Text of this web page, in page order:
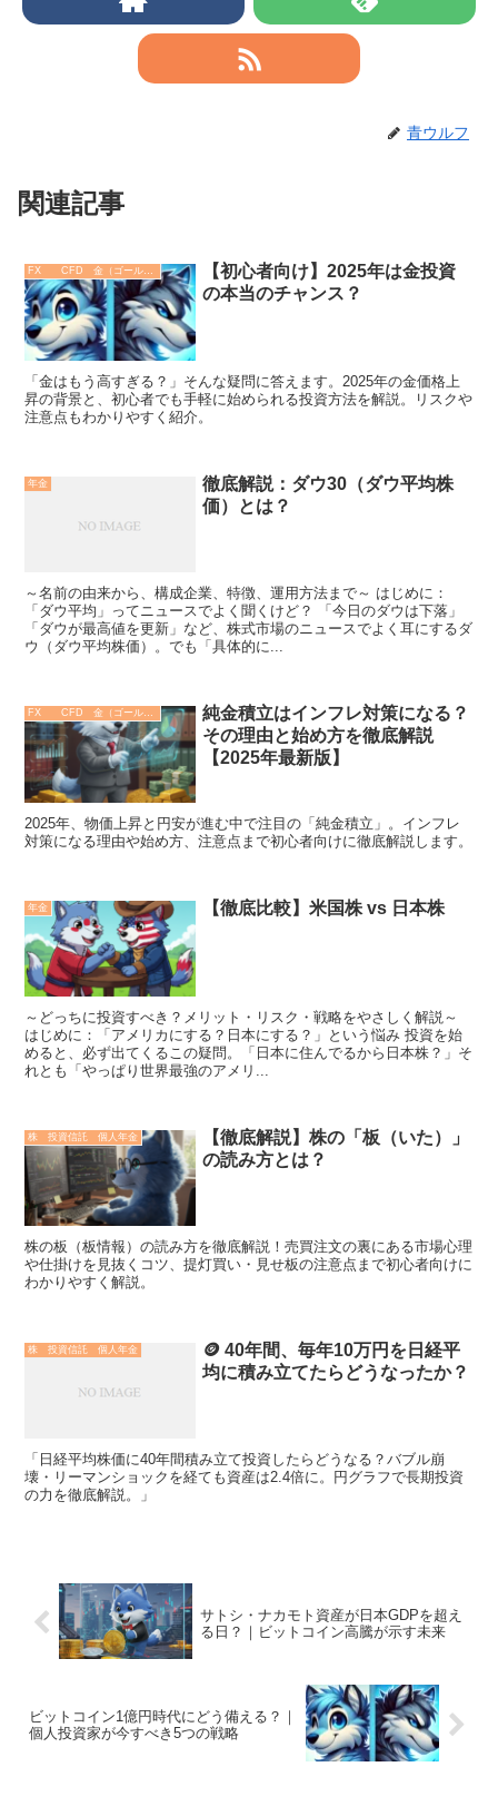
青ウルフ
関連記事
FX CFD 金（ゴールド）
【初心者向け】2025年は金投資
の本当のチャンス？
「金はもう高すぎる？」そんな疑問に答えます。2025年の金価格上
昇の背景と、初心者でも手軽に始められる投資方法を解説。リスクや
注意点もわかりやすく紹介。
年金
徹底解説：ダウ30（ダウ平均株
価）とは？
～名前の由来から、構成企業、特徴、運用方法まで～ はじめに：
「ダウ平均」ってニュースでよく聞くけど？ 「今日のダウは下落」
「ダウが最高値を更新」など、株式市場のニュースでよく耳にするダ
ウ（ダウ平均株価）。でも「具体的に...
FX CFD 金（ゴールド）
純金積立はインフレ対策になる？
その理由と始め方を徹底解説
【2025年最新版】
2025年、物価上昇と円安が進む中で注目の「純金積立」。インフレ
対策になる理由や始め方、注意点まで初心者向けに徹底解説します。
年金 【徹底比較】米国株 vs 日本株
～どっちに投資すべき？メリット・リスク・戦略をやさしく解説～
はじめに：「アメリカにする？日本にする？」という悩み 投資を始
めると、必ず出てくるこの疑問。「日本に住んでるから日本株？」そ
れとも「やっぱり世界最強のアメリ...
株 投資信託 個人年金
【徹底解説】株の「板（いた）」
の読み方とは？
株の板（板情報）の読み方を徹底解説！売買注文の裏にある市場心理
や仕掛けを見抜くコツ、提灯買い・見せ板の注意点まで初心者向けに
わかりやすく解説。
株 投資信託 個人年金
🪙 40年間、毎年10万円を日経平
均に積み立てたらどうなったか？
「日経平均株価に40年間積み立て投資したらどうなる？バブル崩
壊・リーマンショックを経ても資産は2.4倍に。円グラフで長期投資
の力を徹底解説。」
サトシ・ナカモト資産が日本GDPを超え
る日？｜ビットコイン高騰が示す未来
ビットコイン1億円時代にどう備える？｜
個人投資家が今すべき5つの戦略